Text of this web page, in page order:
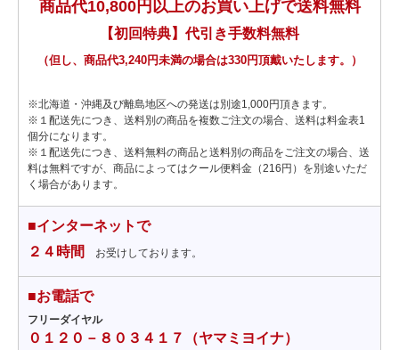
商品代10,800円以上のお買い上げで送料無料
【初回特典】代引き手数料無料
（但し、商品代3,240円未満の場合は330円頂戴いたします。）
※北海道・沖縄及び離島地区への発送は別途1,000円頂きます。
※１配送先につき、送料別の商品を複数ご注文の場合、送料は料金表1
個分になります。
※１配送先につき、送料無料の商品と送料別の商品をご注文の場合、送
料は無料ですが、商品によってはクール便料金（216円）を別途いただ
く場合があります。
■インターネットで
２４時間
お受けしております。
■お電話で
フリーダイヤル
０１２０－８０３４１７（ヤマミヨイナ）